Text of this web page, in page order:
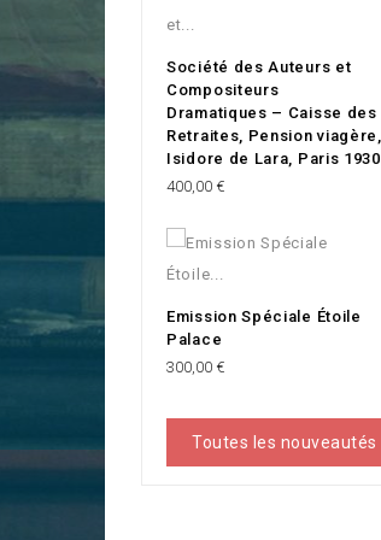
Société des Auteurs et
Compositeurs
Dramatiques – Caisse des
Retraites, Pension viagère,
Isidore de Lara, Paris 1930
Prix
400,00 €
Emission Spéciale Étoile
Palace
Prix
300,00 €
Toutes les nouveautés